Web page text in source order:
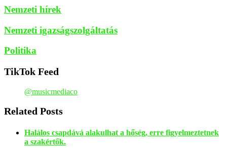
Nemzeti hírek
Nemzeti igazságszolgáltatás
Politika
TikTok Feed
@musicmediaco
Related Posts
Halálos csapdává alakulhat a hőség, erre figyelmeztetnek
a szakértők.